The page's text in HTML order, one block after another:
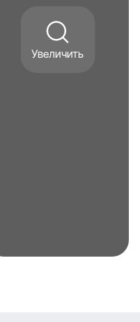
Увеличить